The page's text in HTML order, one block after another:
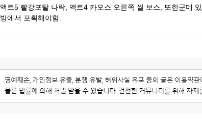
액트5 빨강포탈 나락, 액트4 카오스 오른쪽 씰 보스, 또한군데
방에서 포획해야함.